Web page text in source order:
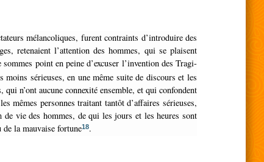
retenaient l’attention des hommes, qui se plaisent
point en peine d’excuser l’invention des Tragi-
sérieuses, en une même suite de discours et les
n’ont aucune connexité ensemble, et qui confondent
mêmes personnes traitant tantôt d’affaires sérieuses,
vie des hommes, de qui les jours et les heures sont
de la mauvaise fortune18.